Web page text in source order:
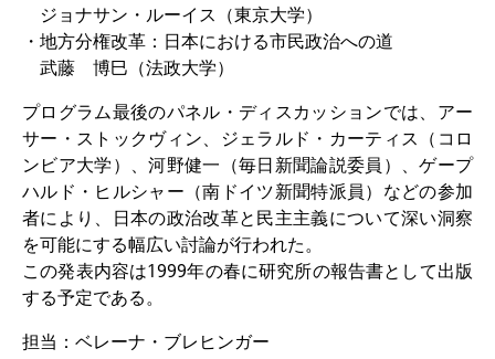
Contemporary Japan
ビデオ
DIJ モノグラフシリーズ
DIJ ワーキングペーパー
DIJ ニュースレター
ミスセラネアシリーズ
ポッドキャスト
ジョナサン・ルーイス（東京大学）
・地方分権改革：日本における市民政治への道
武藤 博巳（法政大学）
プログラム最後のパネル・ディスカッションでは、アー
サー・ストックヴィン、ジェラルド・カーティス（コロ
ンビア大学）、河野健一（毎日新聞論説委員）、ゲープ
ハルド・ヒルシャー（南ドイツ新聞特派員）などの参加
者により、日本の政治改革と民主主義について深い洞察
を可能にする幅広い討論が行われた。
この発表内容は1999年の春に研究所の報告書として出版
する予定である。
担当：ベレーナ・ブレヒンガー